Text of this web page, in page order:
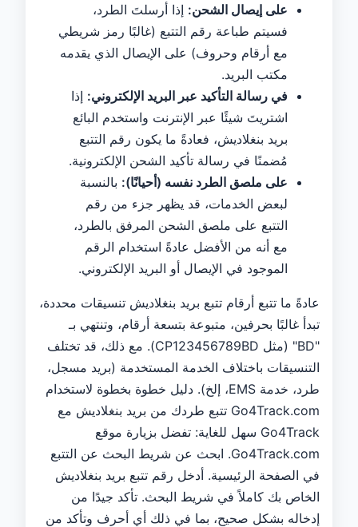
على إيصال الشحن: إذا أرسلتَ الطرد،
فسيتم طباعة رقم التتبع (غالبًا رمز شريطي
مع أرقام وحروف) على الإيصال الذي يقدمه
مكتب البريد.
في رسالة التأكيد عبر البريد الإلكتروني: إذا
اشتريتَ شيئًا عبر الإنترنت واستخدم البائع
بريد بنغلاديش، فعادةً ما يكون رقم التتبع
مُضمنًا في رسالة تأكيد الشحن الإلكترونية.
على ملصق الطرد نفسه (أحيانًا): بالنسبة
لبعض الخدمات، قد يظهر جزء من رقم
التتبع على ملصق الشحن المرفق بالطرد،
مع أنه من الأفضل عادةً استخدام الرقم
الموجود في الإيصال أو البريد الإلكتروني.
عادةً ما تتبع أرقام تتبع بريد بنغلاديش تنسيقات محددة،
تبدأ غالبًا بحرفين، متبوعة بتسعة أرقام، وتنتهي بـ
"BD" (مثل CP123456789BD). مع ذلك، قد تختلف
التنسيقات باختلاف الخدمة المستخدمة (بريد مسجل،
طرد، خدمة EMS، إلخ). دليل خطوة بخطوة لاستخدام
Go4Track.com تتبع طردك من بريد بنغلاديش مع
Go4Track سهل للغاية: تفضل بزيارة موقع
Go4Track.com. ابحث عن شريط البحث عن التتبع
في الصفحة الرئيسية. أدخل رقم تتبع بريد بنغلاديش
الخاص بك كاملاً في شريط البحث. تأكد جيدًا من
إدخاله بشكل صحيح، بما في ذلك أي أحرف وتأكد من